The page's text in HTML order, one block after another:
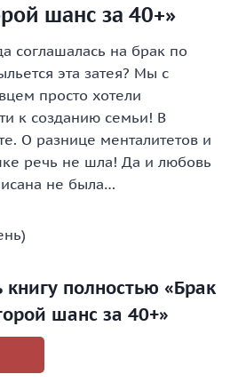
шанс за 40+»
соглашалась на брак по
эта затея? Мы с
просто хотели
к созданию семьи! В
О разнице менталитетов и
речь не шла! Да и любовь
не была…
книгу полностью «Брак
шанс за 40+»